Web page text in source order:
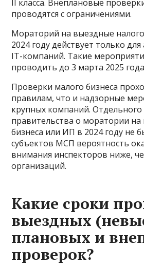
II класса. Внеплановые
проводятся с ограничениями.
Мораторий на выездные
2024 году действует только
IT-компаний. Такие
проводить до 3 марта 2025
Проверки малого бизнеса
правилам, что и надзорные
крупных компаний. Отдельного
правительства о моратории
бизнеса или ИП в 2024 году не
субъектов МСП вероятность
внимания инспекторов ниже,
организаций.
Какие сроки
выездных
плановых и
проверок?